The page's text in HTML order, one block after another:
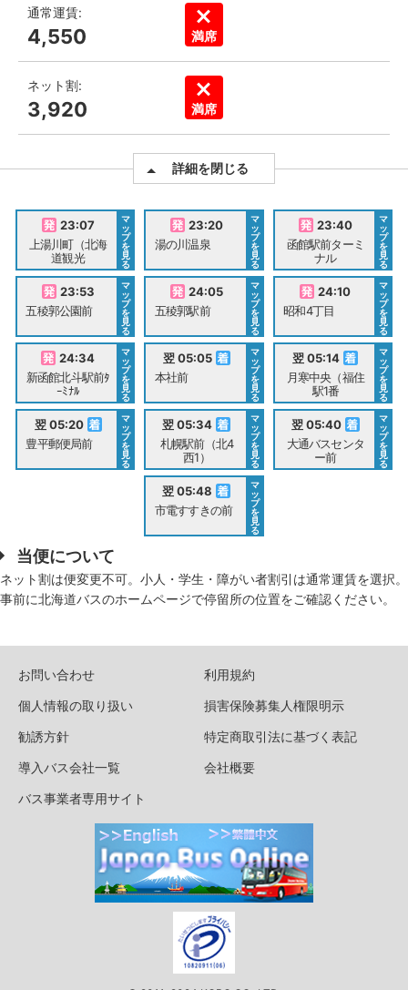
通常運賃:
4,550 満席
ネット割:
3,920 満席
詳細を閉じる
23:07
上湯川町（北海
道観光
マ
ッ
プ
を
見
る
23:20
湯の川温泉
マ
ッ
プ
を
見
る
23:40
函館駅前ターミ
ナル
マ
ッ
プ
を
見
る
23:53
五稜郭公園前
マ
ッ
プ
を
見
る
24:05
五稜郭駅前
マ
ッ
プ
を
見
る
24:10
昭和4丁目
マ
ッ
プ
を
見
る
24:34
新函館北斗駅前ﾀ
ｰﾐﾅﾙ
マ
ッ
プ
を
見
る
翌 05:05
本社前
マ
ッ
プ
を
見
る
翌 05:14
月寒中央（福住
駅1番
マ
ッ
プ
を
見
る
翌 05:20
豊平郵便局前
マ
ッ
プ
を
見
る
翌 05:34
札幌駅前（北4
西1）
マ
ッ
プ
を
見
る
翌 05:40
大通バスセンタ
ー前
マ
ッ
プ
を
見
る
翌 05:48
市電すすきの前
マ
ッ
プ
を
見
る
当便について
ネット割は便変更不可。小人・学生・障がい者割引は通常運賃を選択。
事前に北海道バスのホームページで停留所の位置をご確認ください。
お問い合わせ
利用規約
個人情報の取り扱い
損害保険募集人権限明示
勧誘方針
特定商取引法に基づく表記
導入バス会社一覧
会社概要
バス事業者専用サイト